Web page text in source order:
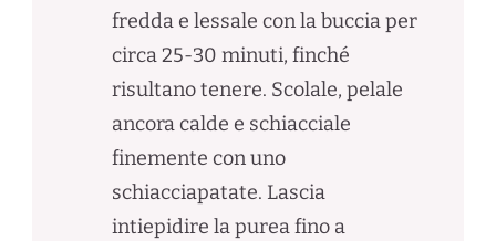
fredda e lessale con la buccia per
circa 25-30 minuti, finché
risultano tenere. Scolale, pelale
ancora calde e schiacciale
finemente con uno
schiacciapatate. Lascia
intiepidire la purea fino a